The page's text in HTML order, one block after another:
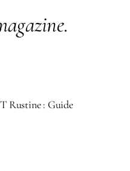
.
Rustine : Guide